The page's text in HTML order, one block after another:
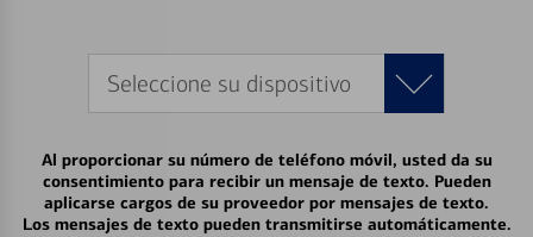
Seleccione su dispositivo
Al proporcionar su número de teléfono móvil, usted da su
consentimiento para recibir un mensaje de texto. Pueden
aplicarse cargos de su proveedor por mensajes de texto.
Los mensajes de texto pueden transmitirse automáticamente.